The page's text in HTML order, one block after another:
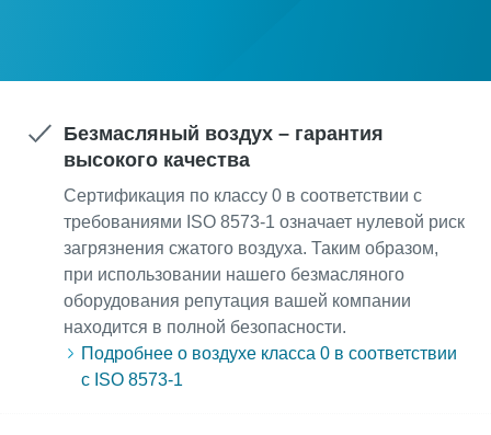
Безмасляный воздух – гарантия
высокого качества
Сертификация по классу 0 в соответствии с
требованиями ISO 8573-1 означает нулевой риск
загрязнения сжатого воздуха. Таким образом,
при использовании нашего безмасляного
оборудования репутация вашей компании
находится в полной безопасности.
Подробнее о воздухе класса 0 в соответствии
с ISO 8573-1